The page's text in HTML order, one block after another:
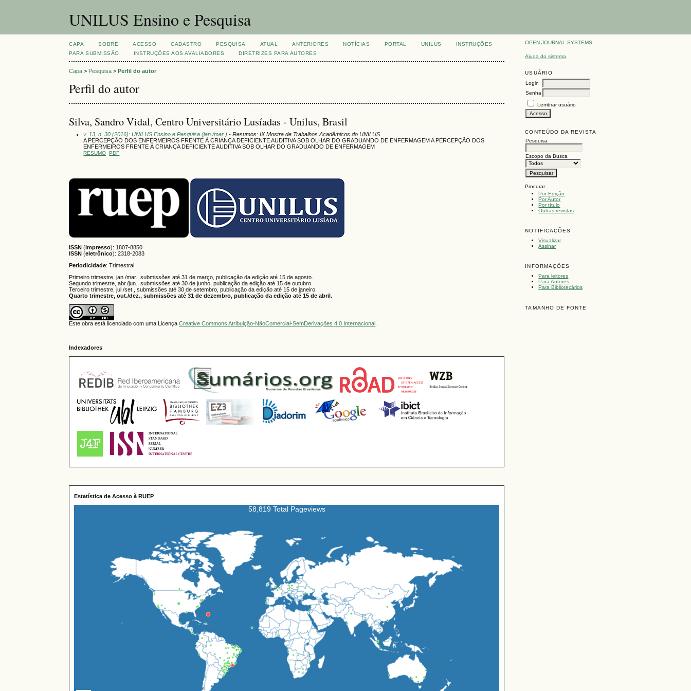
UNILUS Ensino e Pesquisa
OPEN JOURNAL SYSTEMS
Ajuda do sistema
USUÁRIO
Login
Senha
Lembrar usuário
CONTEÚDO DA REVISTA
Pesquisa
Escopo da Busca
Procurar
Por Edição
Por Autor
Por título
Outras revistas
NOTIFICAÇÕES
Visualizar
Assinar
INFORMAÇÕES
Para leitores
Para Autores
Para Bibliotecários
TAMANHO DE FONTE
CAPA SOBRE ACESSO CADASTRO PESQUISA ATUAL ANTERIORES NOTÍCIAS PORTAL UNILUS
INSTRUÇÕES
PARA SUBMISSÃO
INSTRUÇÕES AOS AVALIADORES DIRETRIZES PARA AUTORES
Capa > Pesquisa >Perfil do autor
Perfil do autor
Silva, Sandro Vidal, Centro Universitário Lusíadas - Unilus, Brasil
v. 13, n. 30 (2016): UNILUS Ensino e Pesquisa (jan./mar.) - Resumos: IX Mostra de Trabalhos Acadêmicos do UNILUS
A PERCEPÇÃO DOS ENFERMEIROS FRENTE À CRIANÇA DEFICIENTE AUDITIVA SOB OLHAR DO GRADUANDO DE ENFERMAGEM A PERCEPÇÃO DOS
ENFERMEIROS FRENTE À CRIANÇA DEFICIENTE AUDITIVA SOB OLHAR DO GRADUANDO DE ENFERMAGEM
RESUMO PDF
ISSN (impresso): 1807-8850
ISSN (eletrônico):2318-2083
Periodicidade: Trimestral
Primeiro trimestre, jan./mar., submissões até 31 de março, publicação da edição até 15 de agosto.
Segundo trimestre, abr./jun., submissões até 30 de junho, publicação da edição até 15 de outubro.
Terceiro trimestre, jul./set., submissões até 30 de setembro, publicação da edição até 15 de janeiro.
Quarto trimestre, out./dez., submissões até 31 de dezembro, publicação da edição até 15 de abril.
Este obra está licenciado com uma LicençaCreative Commons Atribuição-NãoComercial-SemDerivações 4.0 Internacional
Indexadores
Estatística de Acesso à RUEP
58,819 Total Pageviews